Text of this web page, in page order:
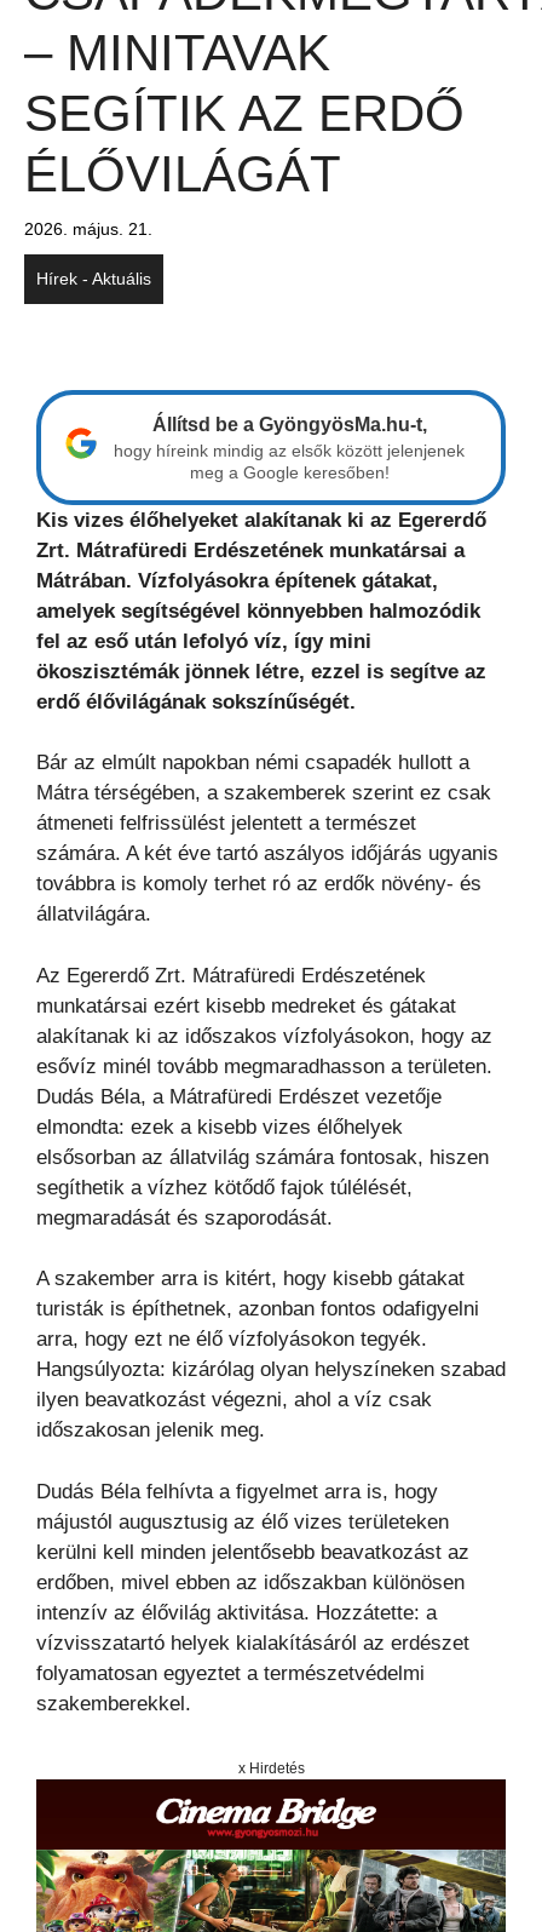
– MINITAVAK
SEGÍTIK AZ ERDŐ
ÉLŐVILÁGÁT
2026. május. 21.
Hírek - Aktuális
Állítsd be a GyöngyösMa.hu-t,
hogy híreink mindig az elsők között jelenjenek
meg a Google keresőben!
Kis vizes élőhelyeket alakítanak ki az Egererdő
Zrt. Mátrafüredi Erdészetének munkatársai a
Mátrában. Vízfolyásokra építenek gátakat,
amelyek segítségével könnyebben halmozódik
fel az eső után lefolyó víz, így mini
ökoszisztémák jönnek létre, ezzel is segítve az
erdő élővilágának sokszínűségét.
Bár az elmúlt napokban némi csapadék hullott a
Mátra térségében, a szakemberek szerint ez csak
átmeneti felfrissülést jelentett a természet
számára. A két éve tartó aszályos időjárás ugyanis
továbbra is komoly terhet ró az erdők növény- és
állatvilágára.
Az Egererdő Zrt. Mátrafüredi Erdészetének
munkatársai ezért kisebb medreket és gátakat
alakítanak ki az időszakos vízfolyásokon, hogy az
esővíz minél tovább megmaradhasson a területen.
Dudás Béla, a Mátrafüredi Erdészet vezetője
elmondta: ezek a kisebb vizes élőhelyek
elsősorban az állatvilág számára fontosak, hiszen
segíthetik a vízhez kötődő fajok túlélését,
megmaradását és szaporodását.
A szakember arra is kitért, hogy kisebb gátakat
turisták is építhetnek, azonban fontos odafigyelni
arra, hogy ezt ne élő vízfolyásokon tegyék.
Hangsúlyozta: kizárólag olyan helyszíneken szabad
ilyen beavatkozást végezni, ahol a víz csak
időszakosan jelenik meg.
Dudás Béla felhívta a figyelmet arra is, hogy
májustól augusztusig az élő vizes területeken
kerülni kell minden jelentősebb beavatkozást az
erdőben, mivel ebben az időszakban különösen
intenzív az élővilág aktivitása. Hozzátette: a
vízvisszatartó helyek kialakításáról az erdészet
folyamatosan egyeztet a természetvédelmi
szakemberekkel.
x Hirdetés